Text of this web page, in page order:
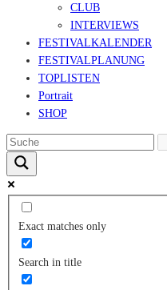
CLUB
INTERVIEWS
FESTIVALKALENDER
FESTIVALPLANUNG
TOPLISTEN
Portrait
SHOP
Exact matches only
Search in title